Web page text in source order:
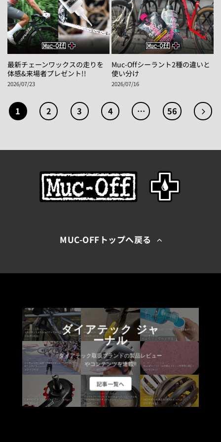
最新チェーンワックスの走りを
体感&来場者プレゼント!!
2026/07/23
Muc-Offシーラント2種の違いと
使い分け
2026/07/16
1 2 3 4 … 56
MUC-OFFトップへ戻る
ダイアテック ジャ
ーナル
ダイアテック取扱ブランドの製品レビュー
やコンテンツを連載!!
記事一覧へ